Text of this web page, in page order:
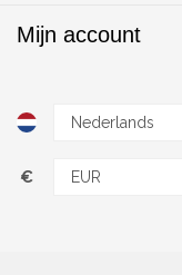
Mijn account
€